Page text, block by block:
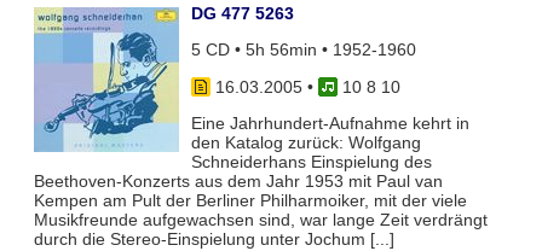
DG 477 5263
5 CD • 5h 56min • 1952-1960
16.03.2005•
10 8 10
Eine Jahrhundert-Aufnahme kehrt in
den Katalog zurück: Wolfgang
Schneiderhans Einspielung des
Beethoven-Konzerts aus dem Jahr 1953 mit Paul van
Kempen am Pult der Berliner Philharmoiker, mit der viele
Musikfreunde aufgewachsen sind, war lange Zeit verdrängt
durch die Stereo-Einspielung unter Jochum [...]